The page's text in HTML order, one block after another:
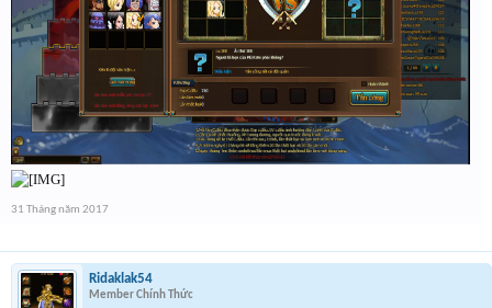
31 Tháng năm 2017
Ridaklak54
Member Chính Thức